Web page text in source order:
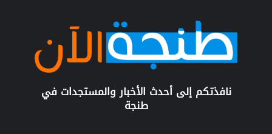
نافذتكم إلى أحدث الأخبار والمستجدات في
طنجة